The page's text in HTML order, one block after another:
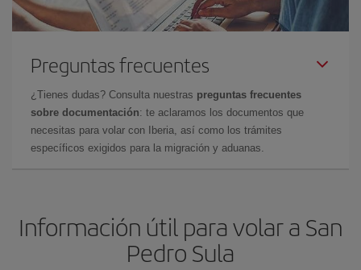
Preguntas frecuentes
¿Tienes dudas? Consulta nuestras preguntas frecuentes
sobre documentación: te aclaramos los documentos que
necesitas para volar con Iberia, así como los trámites
específicos exigidos para la migración y aduanas.
Información útil para volar a San
Pedro Sula